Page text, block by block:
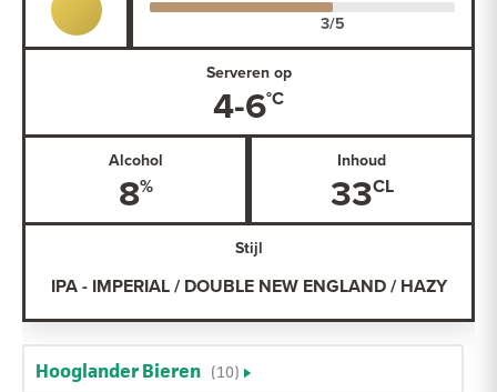
Serveren op
4-6
Alcohol
8
Inhoud
33
Stijl
IPA - IMPERIAL / DOUBLE NEW ENGLAND / HAZY
Hooglander Bieren (10)